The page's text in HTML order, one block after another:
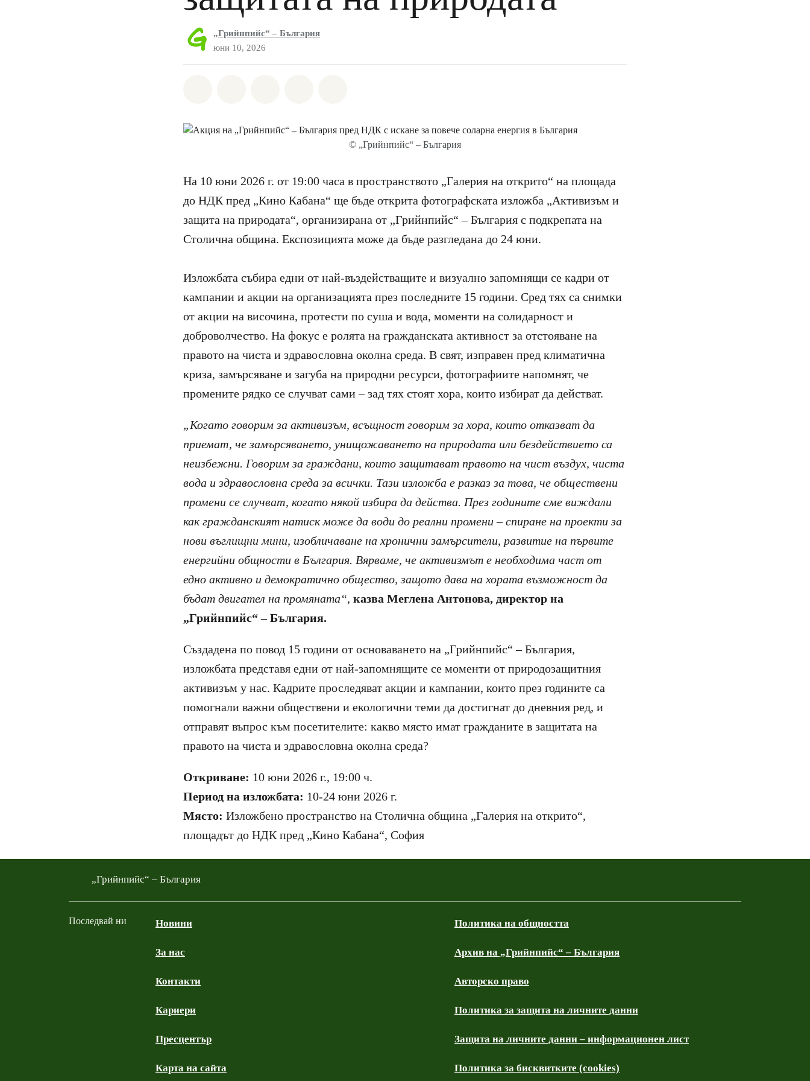
„Грийнпийс“ – България
юни 10, 2026
© „Грийнпийс“ – България
На 10 юни 2026 г. от 19:00 часа в пространството „Галерия на открито“ на площада
до НДК пред „Кино Кабана“ ще бъде открита фотографската изложба „Активизъм и
защита на природата“, организирана от „Грийнпийс“ – България с подкрепата на
Столична община. Експозицията може да бъде разгледана до 24 юни.
Изложбата събира едни от най-въздействащите и визуално запомнящи се кадри от
кампании и акции на организацията през последните 15 години. Сред тях са снимки
от акции на височина, протести по суша и вода, моменти на солидарност и
доброволчество. На фокус е ролята на гражданската активност за отстояване на
правото на чиста и здравословна околна среда. В свят, изправен пред климатична
криза, замърсяване и загуба на природни ресурси, фотографиите напомнят, че
промените рядко се случват сами – зад тях стоят хора, които избират да действат.
„Когато говорим за активизъм, всъщност говорим за хора, които отказват да
приемат, че замърсяването, унищожаването на природата или бездействието са
неизбежни. Говорим за граждани, които защитават правото на чист въздух, чиста
вода и здравословна среда за всички. Тази изложба е разказ за това, че обществени
промени се случват, когато някой избира да действа. През годините сме виждали
как гражданският натиск може да води до реални промени – спиране на проекти за
нови въглищни мини, изобличаване на хронични замърсители, развитие на първите
енергийни общности в България. Вярваме, че активизмът е необходима част от
едно активно и демократично общество, защото дава на хората възможност да
бъдат двигател на промяната“, казва Меглена Антонова, директор на
„Грийнпийс“ – България.
Създадена по повод 15 години от основаването на „Грийнпийс“ – България,
изложбата представя едни от най-запомнящите се моменти от природозащитния
активизъм у нас. Кадрите проследяват акции и кампании, които през годините са
помогнали важни обществени и екологични теми да достигнат до дневния ред, и
отправят въпрос към посетителите: какво място имат гражданите в защитата на
правото на чиста и здравословна околна среда?
Откриване: 10 юни 2026 г., 19:00 ч.
Период на изложбата: 10-24 юни 2026 г.
Място: Изложбено пространство на Столична община „Галерия на открито“,
площадът до НДК пред „Кино Кабана“, София
„Грийнпийс“ – България
Последвай ни Новини
За нас
Контакти
Кариери
Пресцентър
Карта на сайта
Политика на общността
Архив на „Грийнпийс“ – България
Авторско право
Политика за защита на личните данни
Защита на личните данни – информационен лист
Политика за бисквитките (cookies)